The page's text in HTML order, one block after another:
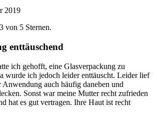
2019
von 5 Sternen.
enttäuschend
ich gehofft, eine Glasverpackung zu
wurde ich jedoch leider enttäuscht. Leider lief
Anwendung auch häufig daneben und
Sonst war meine Mutter recht zufrieden
hat es gut vertragen. Ihre Haut ist recht